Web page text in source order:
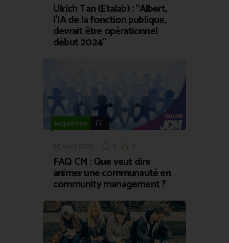
Ulrich Tan (Etalab) : “Albert,
l’IA de la fonction publique,
devrait être opérationnel
début 2024”
Acquisition
20 avril 2023 0 0
FAQ CM : Que veut dire
animer une communauté en
community management ?